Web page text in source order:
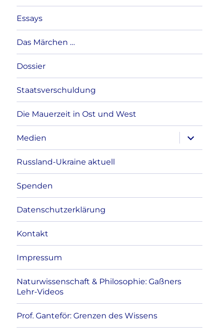
Essays
Das Märchen …
Dossier
Staatsverschuldung
Die Mauerzeit in Ost und West
Medien
anzeigen
Russland-Ukraine aktuell
Spenden
Datenschutzerklärung
Kontakt
Impressum
Naturwissenschaft & Philosophie: Gaßners
Lehr-Videos
Prof. Ganteför: Grenzen des Wissens